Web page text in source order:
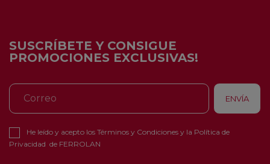
SUSCRÍBETE Y CONSIGUE
PROMOCIONES EXCLUSIVAS!
He leído y acepto los Términos y Condiciones y la Política de
Privacidad de FERROLAN